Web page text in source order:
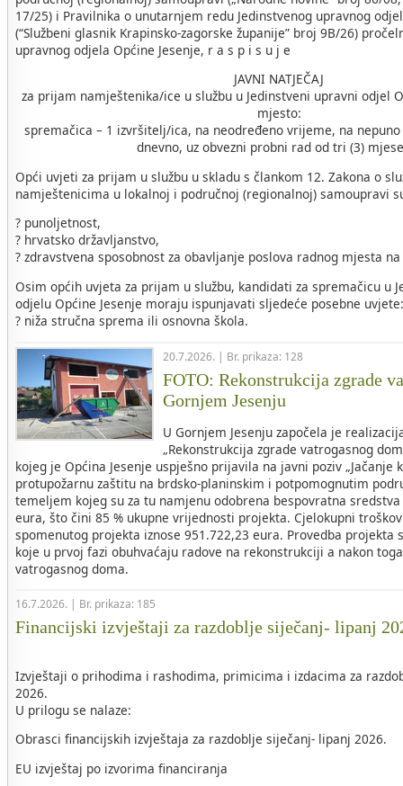
17/25) i Pravilnika o unutarnjem redu Jedinstvenog upravnog
(“Službeni glasnik Krapinsko-zagorske županije” broj 9B/26)
upravnog odjela Općine Jesenje, r a s p i s u j e
JAVNI NATJEČAJ
za prijam namještenika/ice u službu u Jedinstveni upravni odjel
mjesto:
spremačica – 1 izvršitelj/ica, na neodređeno vrijeme, na
dnevno, uz obvezni probni rad od tri (3)
Opći uvjeti za prijam u službu u skladu s člankom 12. Zakona o
namještenicima u lokalnoj i područnoj (regionalnoj) samoupravi
? punoljetnost,
? hrvatsko državljanstvo,
? zdravstvena sposobnost za obavljanje poslova radnog mjesta
Osim općih uvjeta za prijam u službu, kandidati za spremačicu u
odjelu Općine Jesenje moraju ispunjavati sljedeće posebne uvjete:
? niža stručna sprema ili osnovna škola.
20.7.2026. | Br. prikaza: 128
FOTO: Rekonstrukcija zgrade
Gornjem Jesenju
U Gornjem Jesenju započela je
„Rekonstrukcija zgrade vatrogasnog
kojeg je Općina Jesenje uspješno prijavila na javni poziv „Jačanje
protupožarnu zaštitu na brdsko-planinskim i potpomognutim
temeljem kojeg su za tu namjenu odobrena bespovratna
eura, što čini 85 % ukupne vrijednosti projekta. Cjelokupni
spomenutog projekta iznose 951.722,23 eura. Provedba projekta
koje u prvoj fazi obuhvaćaju radove na rekonstrukciji a nakon
vatrogasnog doma.
16.7.2026. | Br. prikaza: 185
Financijski izvještaji za razdoblje siječanj- lipanj
Izvještaji o prihodima i rashodima, primicima i izdacima za
2026.
U prilogu se nalaze:
Obrasci financijskih izvještaja za razdoblje siječanj- lipanj 2026.
EU izvještaj po izvorima financiranja